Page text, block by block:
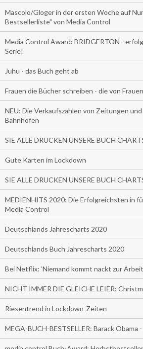
Mascolo/Gloger in der ersten Woche auf
Bestsellerliste" von Media Control
Media Control Award: BRIDGERTON -
Serie!
Juhu - das Buch geht ab
Frauen die Bücher schreiben - die von
NEU: Die Verkaufszahlen von Zeitungen
Bahnhöfen
SIE ALLE DRUCKEN UNSERE BUCH
Gute Karten im Lockdown
SIE ALLE DRUCKEN UNSERE BUCH
MEDIENHITS 2020: Die Erfolgreichsten in
Media Control
Deutschlands Jahrescharts 2020
Deutschlands Buch Jahrescharts 2020
Bei Netflix: 'Niemand kommt nackt zur
NICHT IMMER DIE GLEICHE LEIER:
Riesentrend in Lockdown-Zeiten
MEGA-BUCH-BESTSELLER: Barack Obama